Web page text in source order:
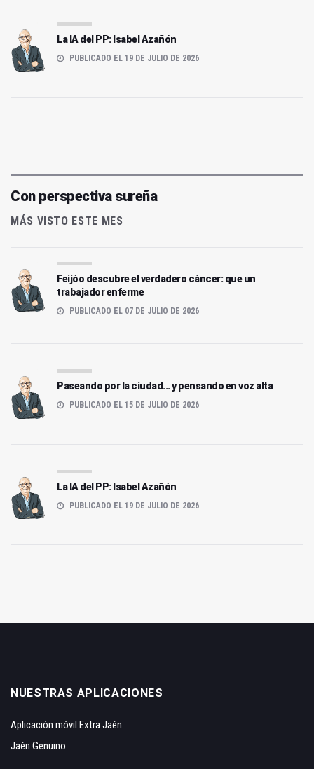
La IA del PP: Isabel Azañón
PUBLICADO EL 19 DE JULIO DE 2026
Con perspectiva sureña
MÁS VISTO ESTE MES
Feijóo descubre el verdadero cáncer: que un
trabajador enferme
PUBLICADO EL 07 DE JULIO DE 2026
Paseando por la ciudad... y pensando en voz alta
PUBLICADO EL 15 DE JULIO DE 2026
La IA del PP: Isabel Azañón
PUBLICADO EL 19 DE JULIO DE 2026
NUESTRAS APLICACIONES
Aplicación móvil Extra Jaén
Jaén Genuino